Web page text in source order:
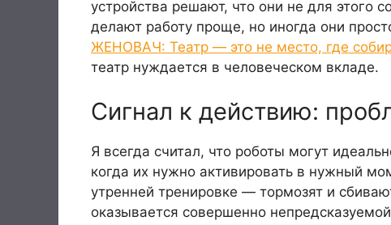
устройства решают, что они не для этого
делают работу проще, но иногда они
ЖЕНОВАЧ: Театр — это не место, где
театр нуждается в человеческом вкладе.
Сигнал к действию:
Я всегда считал, что роботы могут
когда их нужно активировать в нужный
утренней тренировке — тормозят и
оказывается совершенно